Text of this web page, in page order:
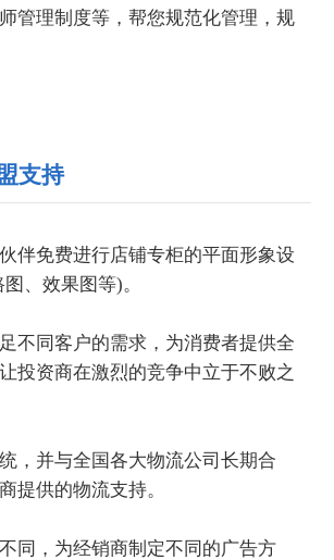
管理制度等，帮您规范化管理，规
支持
伴免费进行店铺专柜的平面形象设
、效果图等)。
不同客户的需求，为消费者提供全
投资商在激烈的竞争中立于不败之
，并与全国各大物流公司长期合
提供的物流支持。
同，为经销商制定不同的广告方